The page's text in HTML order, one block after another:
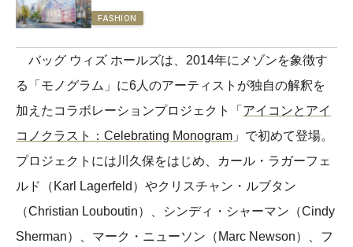
FASHION
バッグ ウィズ ホールズは、2014年にメゾンを象徴す
る「モノグラム」に6人のアーティストが独自の解釈を
加えたコラボレーションプロジェクト「 アイコンとアイ
コノクラスト：Celebrating Monogram 」で初めて登場。
プロジェクトには川久保をはじめ、カール・ラガーフェ
ルド（Karl Lagerfeld）やクリスチャン・ルブタン
（Christian Louboutin）、シンディ・シャーマン（Cindy
Sherman）、マーク・ニューソン（Marc Newson）、フ